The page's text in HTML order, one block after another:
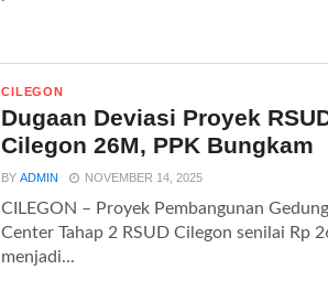
CILEGON
Dugaan Deviasi Proyek
Cilegon 26M, PPK Bungkam
BYADMIN NOVEMBER 14, 2025
CILEGON – Proyek Pembangunan
Center Tahap 2 RSUD Cilegon senilai Rp
menjadi...